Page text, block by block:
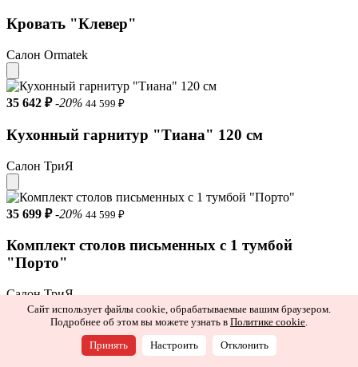
Кровать "Клевер"
Салон Ormatek
35 642 ₽ -20% 44 599 ₽
Кухонный гарнитур "Тиана" 120 см
Салон ТриЯ
35 699 ₽ -20% 44 599 ₽
Комплект столов письменных с 1 тумбой
"Порто"
Салон ТриЯ
−20% по промокоду ЛЕТО20
Диваны и кресла
Сайт использует файлы cookie, обрабатываемые вашим браузером.
Подробнее об этом вы можете узнать в Политике cookie.
Принять Настроить Отклонить